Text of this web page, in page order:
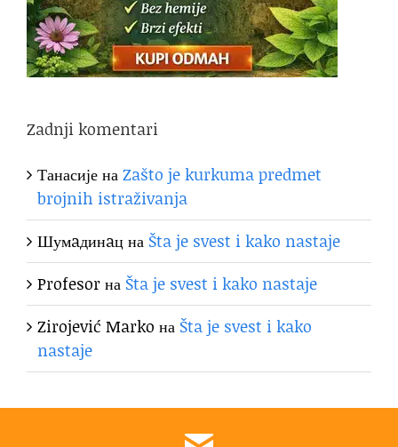
Zadnji komentari
ТанасијенаZašto je kurkuma predmet
brojnih istraživanja
Шумaдинaцна Šta je svest i kako nastaje
Profesorна Šta je svest i kako nastaje
Zirojević Marko на Šta je svest i kako
nastaje